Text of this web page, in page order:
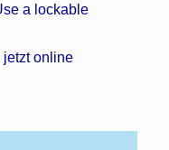
a lockable
jetzt online